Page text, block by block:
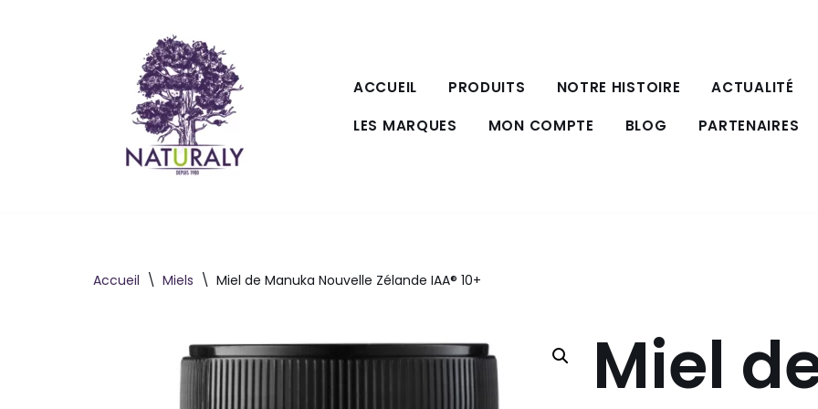
ACCUEIL PRODUITS NOTRE HISTOIRE
ACTUALITÉ
LES MARQUES
MON COMPTE BLOG PARTENAIRES
Accueil \ Miels \ Miel de Manuka Nouvelle Zélande IAA® 10+
Miel